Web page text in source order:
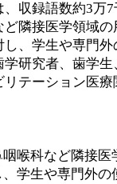
、収録語数約3万
隣接医学領域
、学生や専門
研究者、歯学
テーション医
喉科など隣接
学生や専門外